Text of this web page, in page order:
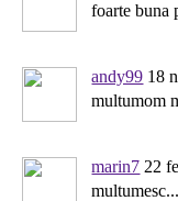
foarte buna
andy99 18
multumom
marin7 22